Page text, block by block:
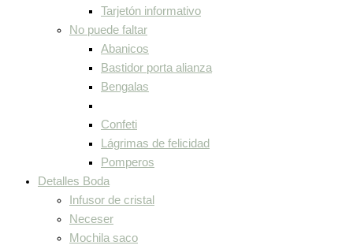
Tarjetón informativo
No puede faltar
Abanicos
Bastidor porta alianza
Bengalas
Confeti
Lágrimas de felicidad
Pomperos
Detalles Boda
Infusor de cristal
Neceser
Mochila saco